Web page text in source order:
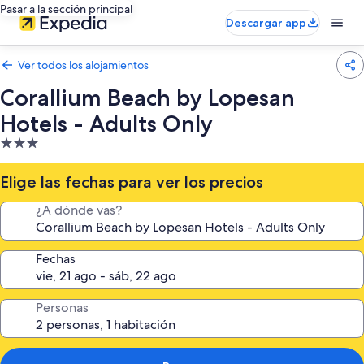
Pasar a la sección principal
Descargar app
Ver todos los alojamientos
Corallium Beach by Lopesan
Hotels - Adults Only
Alojamiento
de
3.0 estrellas
Elige las fechas para ver los precios
¿A dónde vas?
Fechas
Personas